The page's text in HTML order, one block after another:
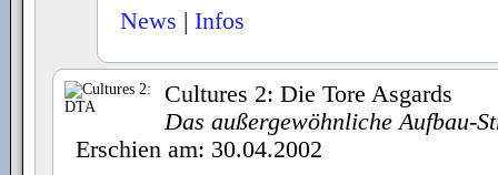
News | Infos
Cultures 2: Die Tore Asgards
Das außergewöhnliche Aufbau-
Erschien am: 30.04.2002